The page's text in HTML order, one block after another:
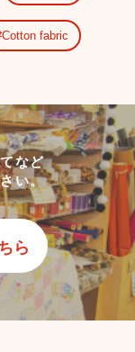
Cotton fabric
など
い。
ら